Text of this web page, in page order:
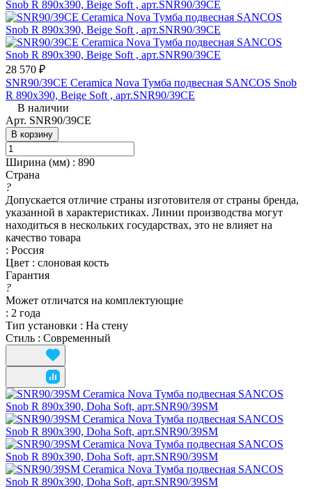
28 570 ₽
SNR90/39CE Ceramica Nova Тумба подвесная SANCOS Snob
R 890х390, Beige Soft , арт.SNR90/39CE
В наличии
Арт. SNR90/39CE
В корзину
Ширина (мм) : 890
Страна
?
Допускается отличие страны изготовителя от страны бренда,
указанной в характеристиках. Линии производства могут
находиться в нескольких государствах, это не влияет на
качество товара
: Россия
Цвет : слоновая кость
Гарантия
?
Может отличатся на комплектующие
: 2 года
Тип установки : На стену
Стиль : Современный